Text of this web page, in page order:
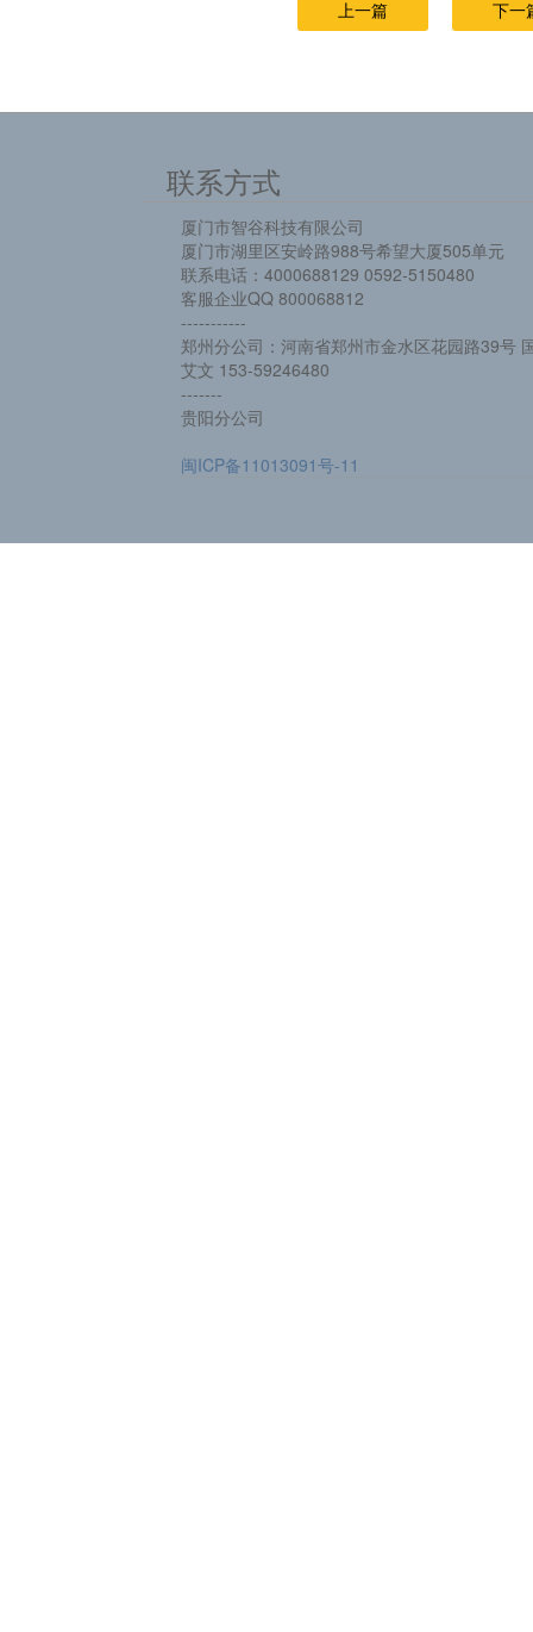
上一篇 下一
联系方式
厦门市智谷科技有限公司
厦门市湖里区安岭路988号希望大厦505单元
联系电话：4000688129 0592-5150480
客服企业QQ 800068812
-----------
郑州分公司：河南省郑州市金水区花园路39号
艾文 153-59246480
-------
贵阳分公司
闽ICP备11013091号-11